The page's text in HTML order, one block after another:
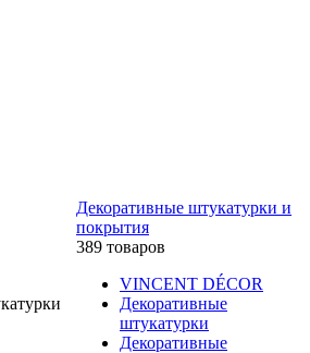
Декоративные штукатурки и
покрытия
389 товаров
VINCENT DÉCOR
Декоративные
штукатурки
Декоративные